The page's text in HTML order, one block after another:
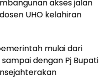
akses jalan
UHO kelahiran
mulai dari
dengan Pj Bupati